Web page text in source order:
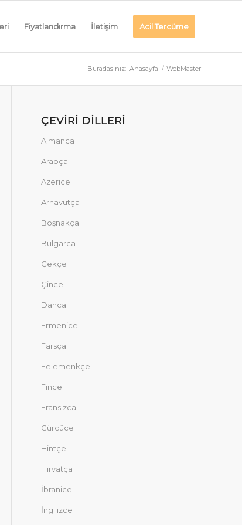
Fiyatlandırma İletişim Acil Tercüme
Buradasınız: Anasayfa / WebMaster
ÇEVIRI DILLERI
Almanca
Arapça
Azerice
Arnavutça
Boşnakça
Bulgarca
Çekçe
Çince
Danca
Ermenice
Farsça
Felemenkçe
Fince
Fransızca
Gürcüce
Hintçe
Hırvatça
İbranice
İngilizce